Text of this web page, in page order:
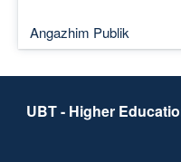
Angazhim Publik
UBT - Higher